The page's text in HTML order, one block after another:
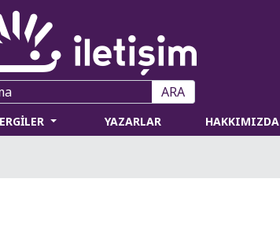
ARA
YAZARLAR HAKKIMIZDA